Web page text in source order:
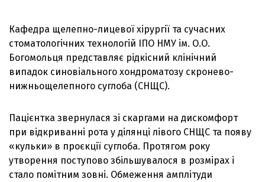
Кафедра щелепно-лицевої хірургії та сучасних
стоматологічних технологій ІПО НМУ ім. О.О.
Богомольця представляє рідкісний клінічний
випадок синовіального хондроматозу скронево-
нижньощелепного суглоба (СНЩС).
Пацієнтка звернулася зі скаргами на дискомфорт
при відкриванні рота у ділянці лівого СНЩС та появу
«кульки» в проєкції суглоба. Протягом року
утворення поступово збільшувалося в розмірах і
стало помітним зовні. Обмеження амплітуди